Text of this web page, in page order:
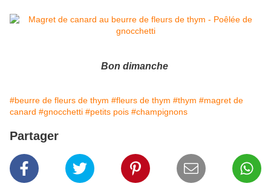
Bon dimanche
#beurre de fleurs de thym #fleurs de thym #thym #magret de
canard #gnocchetti #petits pois #champignons
Partager